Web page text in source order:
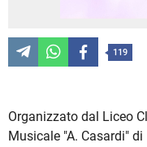
119
Organizzato dal Liceo
Musicale "A. Casardi"